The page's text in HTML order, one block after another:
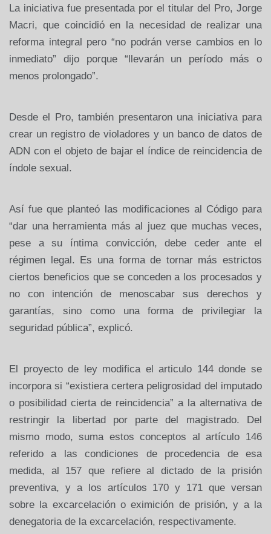
La iniciativa fue presentada por el titular del Pro, Jorge
Macri, que coincidió en la necesidad de realizar una
reforma integral pero “no podrán verse cambios en lo
inmediato” dijo porque “llevarán un período más o
menos prolongado”.
Desde el Pro, también presentaron una iniciativa para
crear un registro de violadores y un banco de datos de
ADN con el objeto de bajar el índice de reincidencia de
índole sexual.
Así fue que planteó las modificaciones al Código para
“dar una herramienta más al juez que muchas veces,
pese a su íntima convicción, debe ceder ante el
régimen legal. Es una forma de tornar más estrictos
ciertos beneficios que se conceden a los procesados y
no con intención de menoscabar sus derechos y
garantías, sino como una forma de privilegiar la
seguridad pública”, explicó.
El proyecto de ley modifica el articulo 144 donde se
incorpora si “existiera certera peligrosidad del imputado
o posibilidad cierta de reincidencia” a la alternativa de
restringir la libertad por parte del magistrado. Del
mismo modo, suma estos conceptos al artículo 146
referido a las condiciones de procedencia de esa
medida, al 157 que refiere al dictado de la prisión
preventiva, y a los artículos 170 y 171 que versan
sobre la excarcelación o eximición de prisión, y a la
denegatoria de la excarcelación, respectivamente.